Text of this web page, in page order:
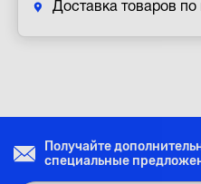
Доставка товаров по
Получайте
специальные